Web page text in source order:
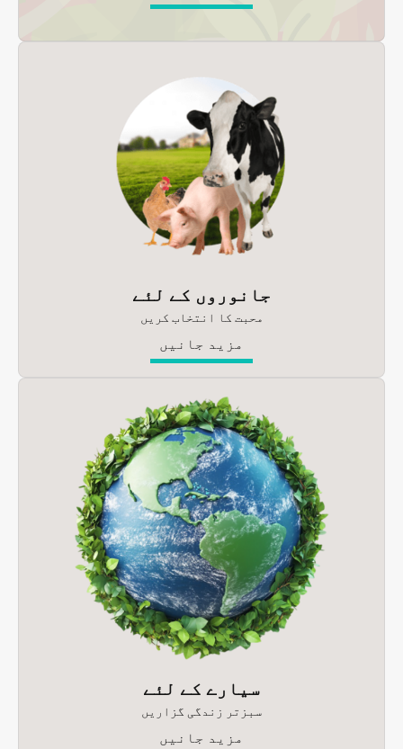
جانوروں کے لئے
محبت کا انتخاب کریں
مزید جانیں
سیارے کے لئے
سبزتر زندگی گزاریں
مزید جانیں